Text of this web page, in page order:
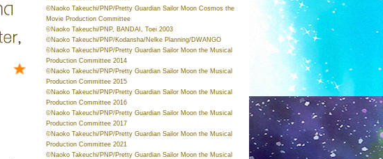
©Naoko Takeuchi/PNP/Pretty Guardian Sailor Moon Cosmos the
Movie Production Committee
©Naoko Takeuchi/PNP, BANDAI, Toei 2003
©Naoko Takeuchi/PNP/Kodansha/Nelke Planning/DWANGO
©Naoko Takeuchi/PNP/Pretty Guardian Sailor Moon the Musical
Production Committee 2014
©Naoko Takeuchi/PNP/Pretty Guardian Sailor Moon the Musical
Production Committee 2015
©Naoko Takeuchi/PNP/Pretty Guardian Sailor Moon the Musical
Production Committee 2016
©Naoko Takeuchi/PNP/Pretty Guardian Sailor Moon the Musical
Production Committee 2017
©Naoko Takeuchi/PNP/Pretty Guardian Sailor Moon the Musical
Production Committee 2021
©Naoko Takeuchi/PNP/Pretty Guardian Sailor Moon the Musical